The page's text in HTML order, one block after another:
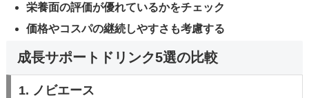
栄養面の評価が優れているかをチェック
価格やコスパの継続しやすさも考慮する
成長サポートドリンク5選の比較
1. ノビエース